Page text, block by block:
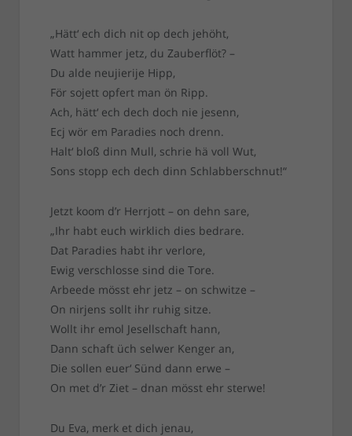
„Hätt‘ ech dich nit op dech jehöht,
Watt hammer jetz, du Zauberflöt? –
Du alde neujierije Hipp,
För sojett opfert man ön Ripp.
Ach, hätt‘ ech dech doch nie jesenn,
Ecj wör em Paradies noch drenn.
Halt‘ bloß dinn Mull, schrie hä voll Wut,
Sons stopp ech dech dinn Schlabberschnut!“
Jetzt koom d’r Herrjott – on dehn sare,
„Ihr habt euch wirklich dies bedrare.
Dat Paradies habt ihr verlore,
Ewig verschlosse sind die Tore.
Arbeede mösst ehr jetz – on schwitze –
On nirjens sollt ihr ruhig sitze.
Wollt ihr emol Jesellschaft hann,
Dann schaft üch selwer Kenger an,
Die sollen euer‘ Sünd dann erwe –
On met d’r Ziet – dnan mösst ehr sterwe!
Du Eva, merk et dich jenau,